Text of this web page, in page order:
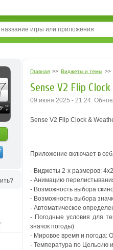
Главная >> Виджеты и темы >>
Sense V2 Flip
09 июня 2025 - 21:24.
Sense V2 Flip Clock &
Приложение включает в
- Виджеты 2-х размеров:
- Анимацию
- Возможность выбора
- Возможность выбора
- Автоматическое
- Погодные условия для
значок погоды)
- Мировое время и погода:
- Температура по Цельсию